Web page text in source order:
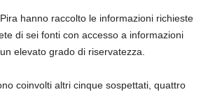
hanno raccolto le informazioni richieste
di sei fonti con accesso a informazioni
elevato grado di riservatezza.
coinvolti altri cinque sospettati, quattro